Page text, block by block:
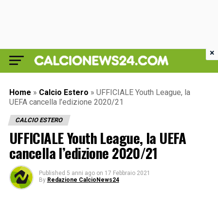
Home » Calcio Estero » UFFICIALE Youth League, la
UEFA cancella l’edizione 2020/21
CALCIO ESTERO
UFFICIALE Youth League, la UEFA
cancella l’edizione 2020/21
Published 5 anni ago on 17 Febbraio 2021
By Redazione CalcioNews24
×